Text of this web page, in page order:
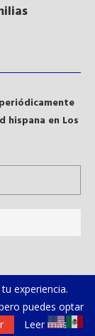
hispana en Los
experiencia.
puedes optar
Leer más